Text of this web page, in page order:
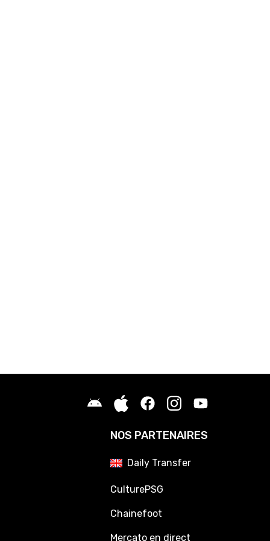
NOS PARTENAIRES
Daily Transfer
CulturePSG
Chainefoot
Mercato en direct